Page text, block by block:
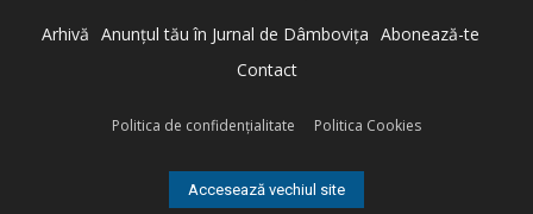
Arhivă Anunţul tău în Jurnal de Dâmboviţa Abonează-te
Contact
Politica de confidenţialitate Politica Cookies
Accesează vechiul site